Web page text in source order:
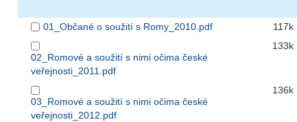
01_Občané o soužití s Romy_2010.pdf 117k
02_Romové a soužití s nimi očima české
veřejnosti_2011.pdf
133k
03_Romové a soužití s nimi očima české
veřejnosti_2012.pdf
136k